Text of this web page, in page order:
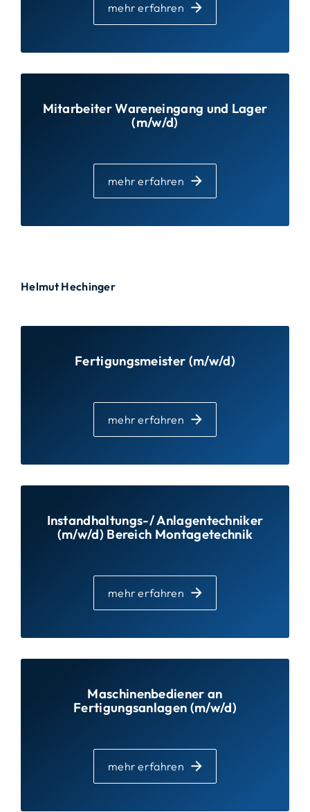
mehr erfahren
Mitarbeiter Wareneingang und Lager
(m/w/d)
mehr erfahren
Helmut Hechinger
Fertigungsmeister (m/w/d)
mehr erfahren
Instandhaltungs-/ Anlagentechniker
(m/w/d) Bereich Montagetechnik
mehr erfahren
Maschinenbediener an
Fertigungsanlagen (m/w/d)
mehr erfahren